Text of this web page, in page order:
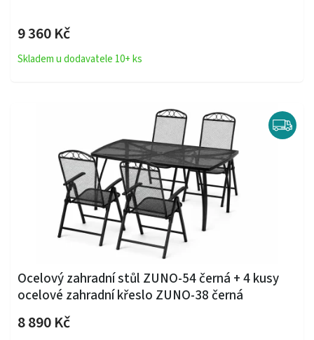
9 360 Kč
Skladem u dodavatele 10+ ks
Ocelový zahradní stůl ZUNO-54 černá + 4 kusy
ocelové zahradní křeslo ZUNO-38 černá
8 890 Kč